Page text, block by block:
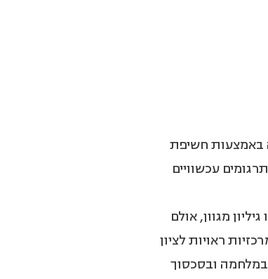
באמצעות חשיפת
עכשוויים
מגוון, אולם
ראויות לציון
במלחמה ובסכסוך